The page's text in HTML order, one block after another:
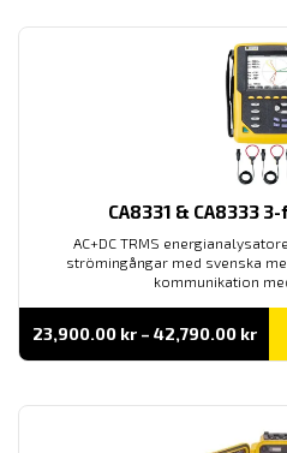
CA8331 & CA8333
AC+DC TRMS
strömingångar med svenska
kommunikation
23,900.00 kr – 42,790.00 kr
till